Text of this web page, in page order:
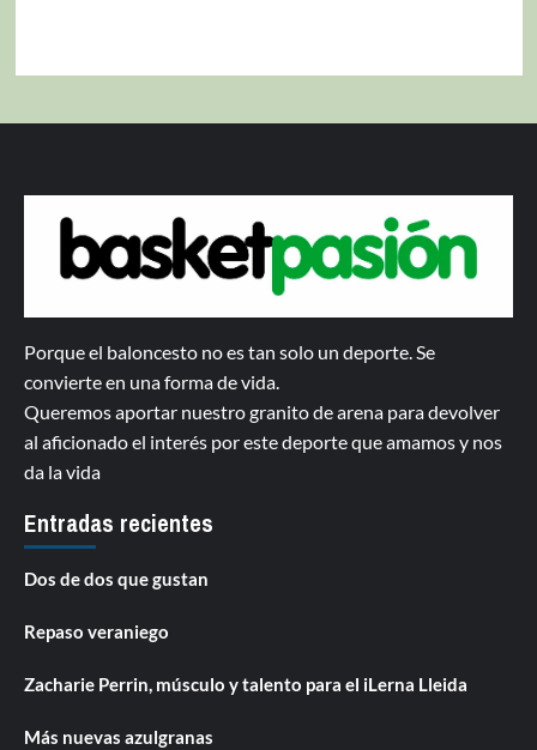
Porque el baloncesto no es tan solo un deporte. Se
convierte en una forma de vida.
Queremos aportar nuestro granito de arena para devolver
al aficionado el interés por este deporte que amamos y nos
da la vida
Entradas recientes
Dos de dos que gustan
Repaso veraniego
Zacharie Perrin, músculo y talento para el iLerna Lleida
Más nuevas azulgranas